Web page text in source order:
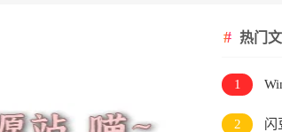
热门
1
2
闪